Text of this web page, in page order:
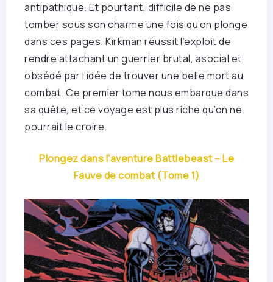
antipathique. Et pourtant, difficile de ne pas
tomber sous son charme une fois qu’on plonge
dans ces pages. Kirkman réussit l’exploit de
rendre attachant un guerrier brutal, asocial et
obsédé par l’idée de trouver une belle mort au
combat. Ce premier tome nous embarque dans
sa quête, et ce voyage est plus riche qu’on ne
pourrait le croire.
Plongez dans l’aventure Battlebeast – Le
Fauve de combat (Tome 1)